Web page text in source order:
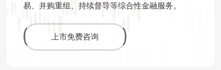
易、并购重组、持续督导等综合性金融服务。
上市免费咨询